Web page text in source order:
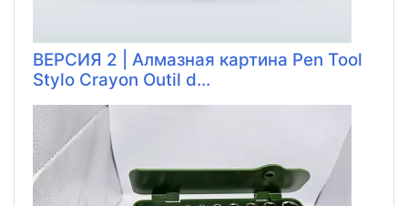
ВЕРСИЯ 2 | Алмазная картина Pen Tool
Stylo Crayon Outil d...